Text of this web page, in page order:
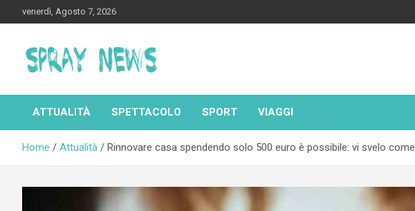
to
venerdì, Agosto 7, 2026
Spraynews.it
ATTUALITÀ SPETTACOLO SPORT VIAGGI
Home Attualità Rinnovare casa spendendo solo 500 euro è possibile: vi svelo come